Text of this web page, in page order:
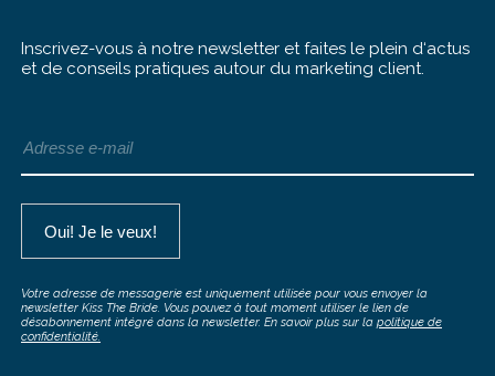
Inscrivez-vous à notre newsletter et faites le plein d‘actus
et de conseils pratiques autour du marketing client.
Votre adresse de messagerie est uniquement utilisée pour vous envoyer la
newsletter Kiss The Bride. Vous pouvez à tout moment utiliser le lien de
désabonnement intégré dans la newsletter. En savoir plus sur la politique de
confidentialité.